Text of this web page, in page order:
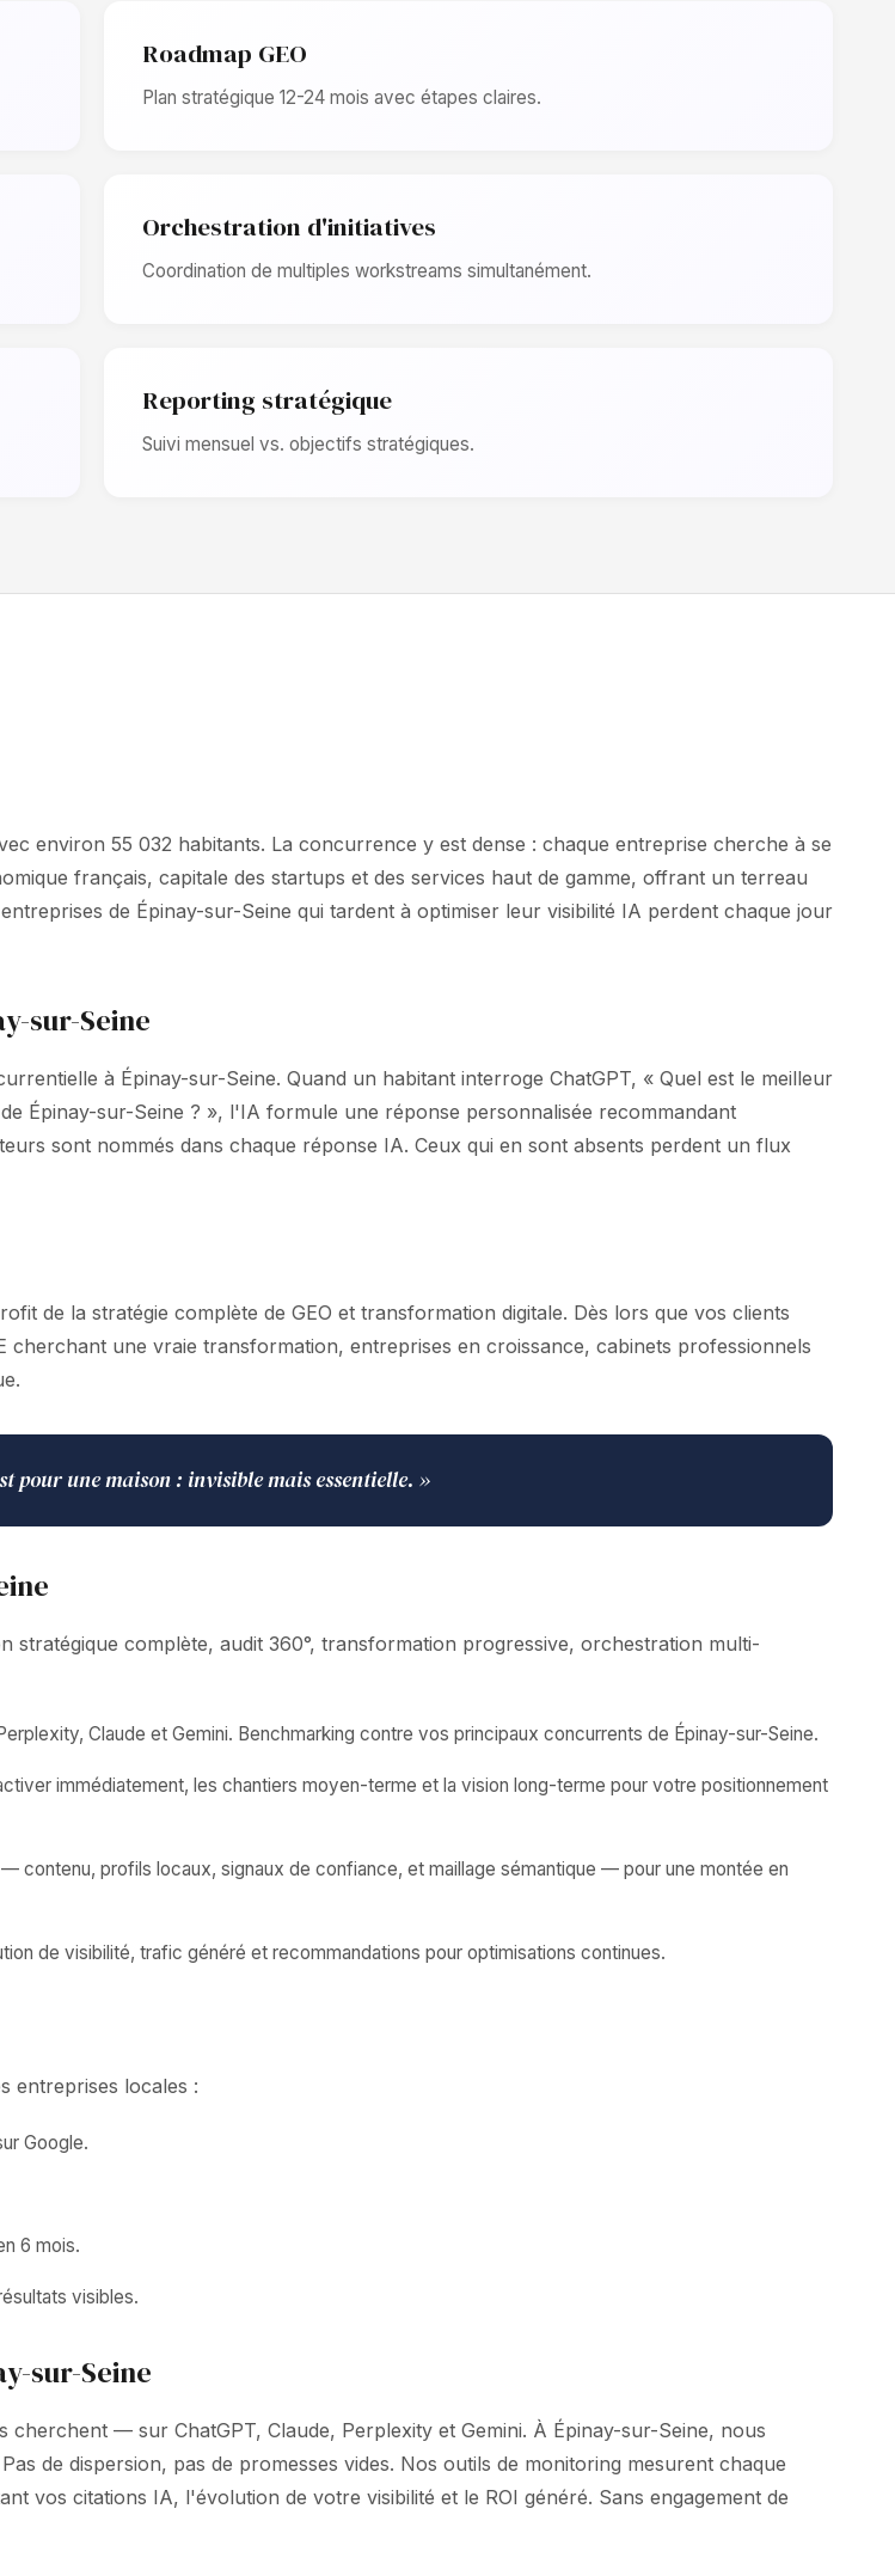
Roadmap GEO
Plan stratégique 12-24 mois avec étapes claires.
Orchestration d'initiatives
Coordination de multiples workstreams simultanément.
Reporting stratégique
Suivi mensuel vs. objectifs stratégiques.
environ 55 032 habitants. La concurrence y est dense : chaque entreprise cherche à se
français, capitale des startups et des services haut de gamme, offrant un terreau
de Épinay-sur-Seine qui tardent à optimiser leur visibilité IA perdent chaque jour
sur-Seine
à Épinay-sur-Seine. Quand un habitant interroge ChatGPT, « Quel est le meilleur
Épinay-sur-Seine ? », l'IA formule une réponse personnalisée recommandant
sont nommés dans chaque réponse IA. Ceux qui en sont absents perdent un flux
de la stratégie complète de GEO et transformation digitale. Dès lors que vos clients
une vraie transformation, entreprises en croissance, cabinets professionnels
pour une maison : invisible mais essentielle. »
complète, audit 360°, transformation progressive, orchestration multi-
Claude et Gemini. Benchmarking contre vos principaux concurrents de Épinay-sur-Seine.
immédiatement, les chantiers moyen-terme et la vision long-terme pour votre positionnement
contenu, profils locaux, signaux de confiance, et maillage sémantique — pour une montée en
de visibilité, trafic généré et recommandations pour optimisations continues.
entreprises locales :
Google.
6 mois.
visibles.
sur-Seine
— sur ChatGPT, Claude, Perplexity et Gemini. À Épinay-sur-Seine, nous
de dispersion, pas de promesses vides. Nos outils de monitoring mesurent chaque
vos citations IA, l'évolution de votre visibilité et le ROI généré. Sans engagement de